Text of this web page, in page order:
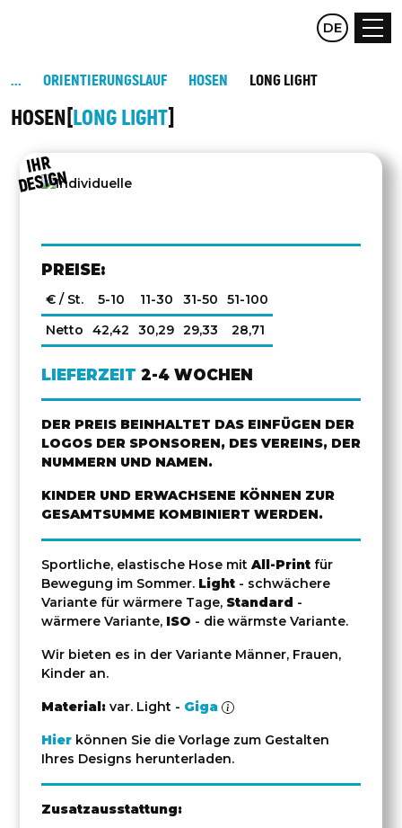
CZ EN
DE
ORIENTIERUNGSLAUF HOSEN LONG LIGHT
HOSEN LONG LIGHT
IHR
DESIGN
PREISE:
€ / St. 5-10 11-30 31-50
51-100
Netto
42,42 30,29 29,33 28,71
LIEFERZEIT 2-4 WOCHEN
DER PREIS BEINHALTET DAS EINFÜGEN DER
LOGOS DER SPONSOREN, DES VEREINS, DER
NUMMERN UND NAMEN.
KINDER UND ERWACHSENE KÖNNEN ZUR
GESAMTSUMME KOMBINIERT WERDEN.
Sportliche, elastische Hose mit All-Print für
Bewegung im Sommer. Light - schwächere
Variante für wärmere Tage, Standard -
wärmere Variante, ISO - die wärmste Variante.
Wir bieten es in der Variante Männer, Frauen,
Kinder an.
Material: var. Light - Giga
Hier können Sie die Vorlage zum Gestalten
Ihres Designs herunterladen.
Zusatzausstattung: